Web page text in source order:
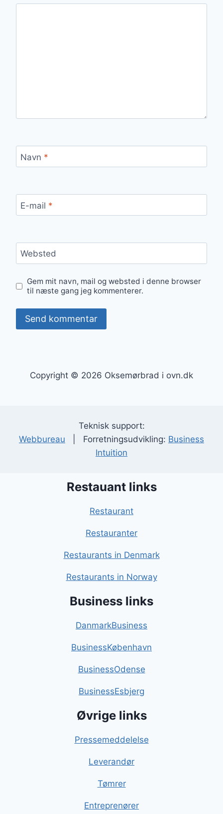
Navn *
E-mail *
Websted
Gem mit navn, mail og websted i denne browser
til næste gang jeg kommenterer.
Copyright © 2026 Oksemørbrad i ovn.dk
Teknisk support:
Webbureau | Forretningsudvikling: Business
Intuition
Restauant links
Restaurant
Restauranter
Restaurants in Denmark
Restaurants in Norway
Business links
DanmarkBusiness
BusinessKøbenhavn
BusinessOdense
BusinessEsbjerg
Øvrige links
Pressemeddelelse
Leverandør
Tømrer
Entreprenører